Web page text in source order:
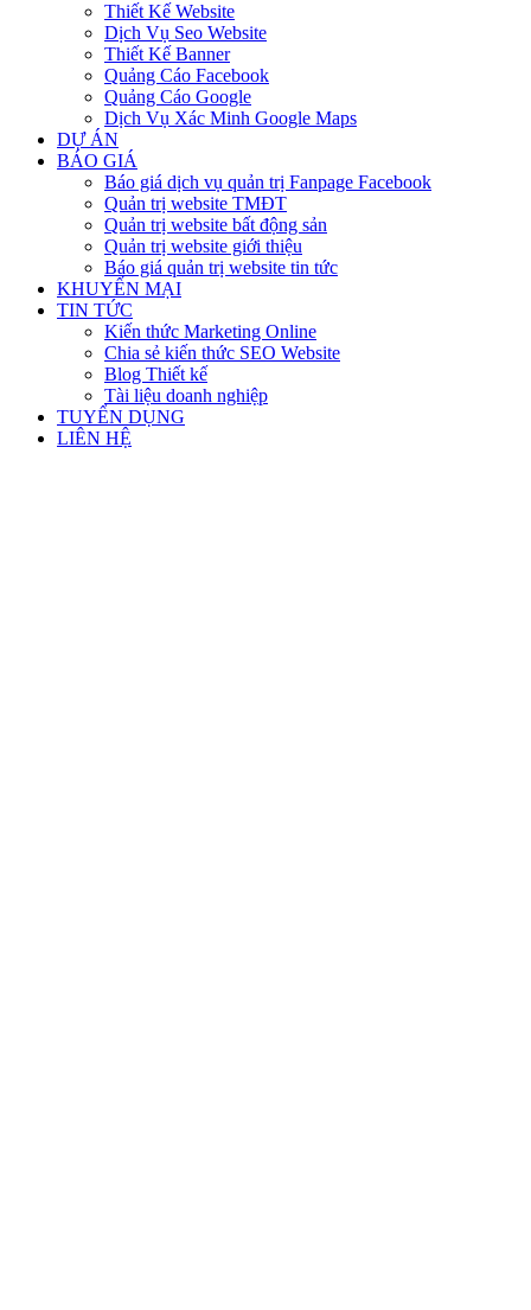
Thiết Kế Website
Dịch Vụ Seo Website
Thiết Kế Banner
Quảng Cáo Facebook
Quảng Cáo Google
Dịch Vụ Xác Minh Google Maps
DỰ ÁN
BÁO GIÁ
Báo giá dịch vụ quản trị Fanpage Facebook
Quản trị website TMĐT
Quản trị website bất động sản
Quản trị website giới thiệu
Báo giá quản trị website tin tức
KHUYẾN MẠI
TIN TỨC
Kiến thức Marketing Online
Chia sẻ kiến thức SEO Website
Blog Thiết kế
Tài liệu doanh nghiệp
TUYỂN DỤNG
LIÊN HỆ